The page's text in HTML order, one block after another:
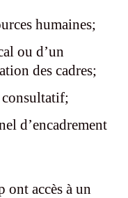
humaines;
ou d’un
des cadres;
consultatif;
d’encadrement
ont accès à un